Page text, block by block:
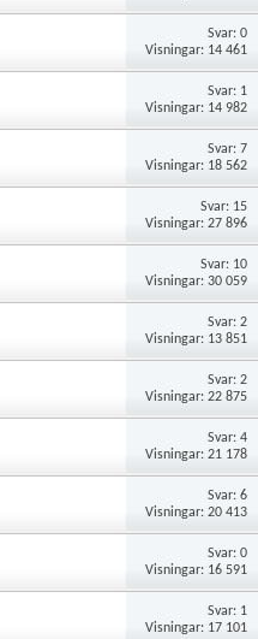
Svar:0
Visningar: 14 461
Svar: 1
Visningar: 14 982
Svar:7
Visningar: 18 562
Svar: 15
Visningar: 27 896
Svar: 10
Visningar: 30 059
Svar:2
Visningar: 13 851
Svar:2
Visningar: 22 875
Svar:4
Visningar: 21 178
Svar:6
Visningar: 20 413
Svar:0
Visningar: 16 591
Svar: 1
Visningar: 17 101